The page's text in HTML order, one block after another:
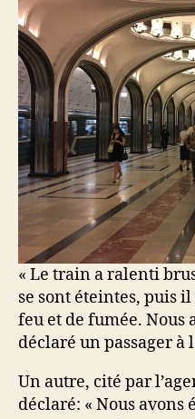
« Le train a ralenti
se sont éteintes, puis
feu et de fumée. Nous
déclaré un passager à
Un autre, cité par
déclaré: « Nous avons